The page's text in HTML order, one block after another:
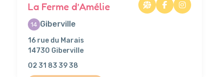
La Ferme d’Amélie
14 Giberville
16 rue du Marais
14730 Giberville
02 31 83 39 38